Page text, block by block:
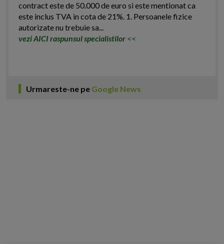
contract este de 50.000 de euro si este mentionat ca
este inclus TVA in cota de 21%. 1. Persoanele fizice
autorizate nu trebuie sa...
vezi AICI raspunsul specialistilor <<
Urmareste-ne pe Google News